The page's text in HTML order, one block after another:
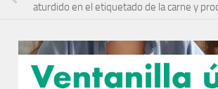
aturdido en el etiquetado de la carne y